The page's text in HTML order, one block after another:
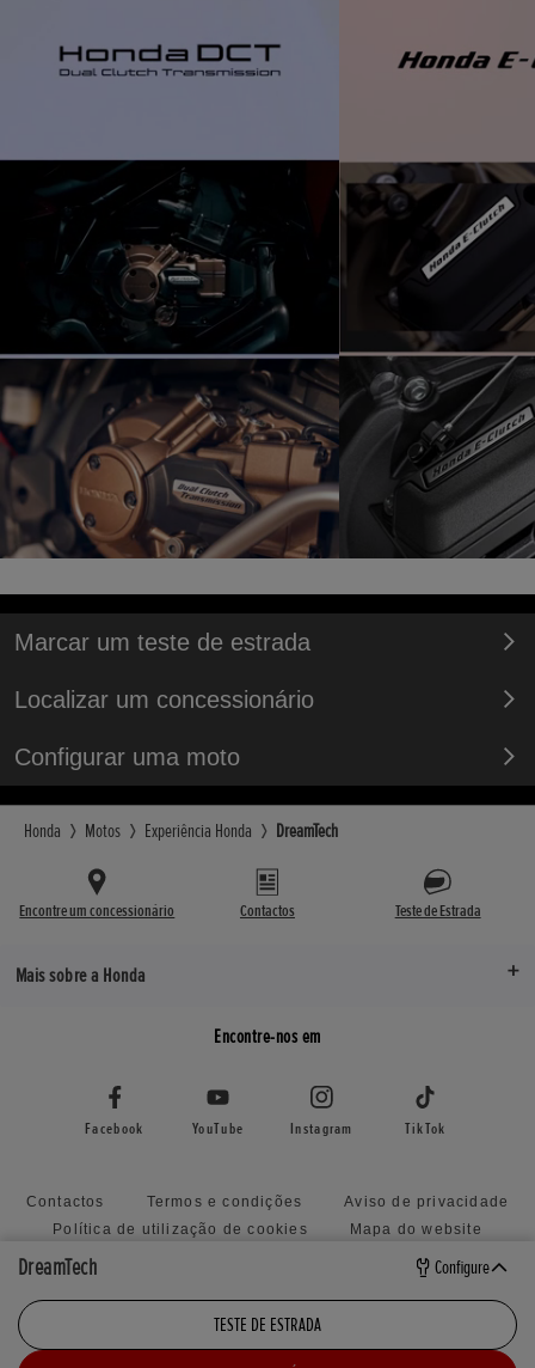
DreamTech Configure
TESTE DE ESTRADA
Marcar um teste de estrada
Localizar um concessionário
Configurar uma moto
Honda Motos Experiência Honda DreamTech
Encontre um concessionário Contactos Teste de Estrada
Mais sobre a Honda
Encontre-nos em
Facebook YouTube Instagram TikTok
Contactos Termos e condições
Aviso de privacidade
Política de utilização de cookies
Mapa do website
Anular consentimiento
Livro de Reclamações Electrónico